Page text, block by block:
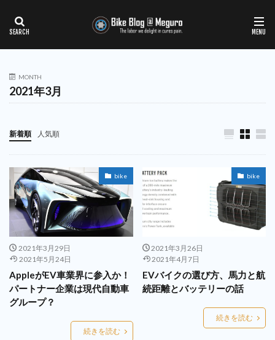
MONTH
2021年3月
新着順 人気順
bike
2021年3月29日
2021年5月24日
AppleがEV車業界に参入か！
パートナー企業は現代自動車
グループ？
続きを読む
bike
2021年3月26日
2021年4月7日
EVバイクの選び方、馬力と航
続距離とバッテリーの話
続きを読む